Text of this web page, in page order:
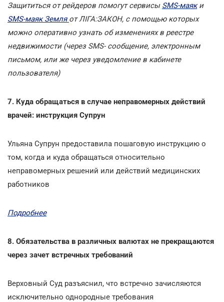
Защититься от рейдеров помогут сервисы SMS-маяки
SMS-маяк Земля от ЛІГА:ЗАКОН, с помощью которых
можно оперативно узнать об изменениях в реестре
недвижимости (через SMS- сообщение, электронным
письмом, или же через уведомление в кабинете
пользователя)
7. Куда обращаться в случае неправомерных действий
врачей: инструкция Супрун
Ульяна Супрун предоставила пошаговую инструкцию о
том, когда и куда обращаться относительно
неправомерных решений или действий медицинских
работников
Подробнее
8. Обязательства в различных валютах не прекращаются
через зачет встречных требований
Верховный Суд разъяснил, что встречно зачисляются
исключительно однородные требования